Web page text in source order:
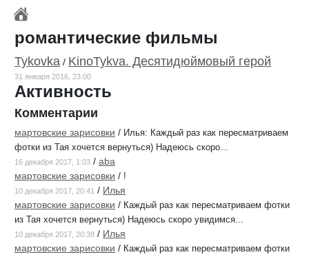
романтические фильмы
Tykovka / KinoTykva. Десятидюймовый герой
31 января 2016, 23:00
Активность
Комментарии
мартовские зарисовки / Илья: Каждый раз как пересматриваем
фотки из Тая хочется вернуться) Надеюсь скоро...
16 декабря 2017, 1:03 / aba
мартовские зарисовки / !
10 декабря 2017, 20:41 / Илья
мартовские зарисовки / Каждый раз как пересматриваем фотки
из Тая хочется вернуться) Надеюсь скоро увидимся...
10 декабря 2017, 20:38 / Илья
мартовские зарисовки / Каждый раз как пересматриваем фотки